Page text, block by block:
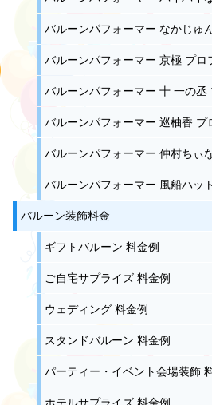
バルーンパフォーマー なかじゅ
バルーンパフォーマー 京極 プロ
バルーンパフォーマー 十 一の丞
バルーンパフォーマー 巡柚香 プ
バルーンパフォーマー 仲村ちぃ
バルーンパフォーマー 風船ハッ
バルーン装飾料金
ギフトバルーン 料金例
ご自宅サプライズ 料金例
ウェディング 料金例
スタンドバルーン 料金例
パーティー・イベント会場装飾
ホテルサプライズ 料金例